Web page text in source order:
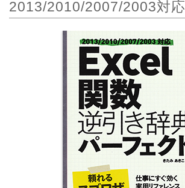
2013/2010/2007/2003対応